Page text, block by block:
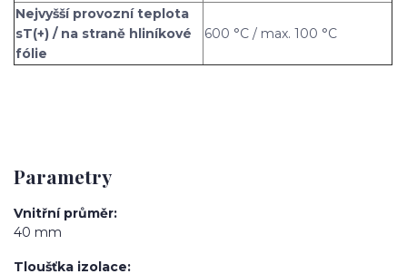
Nejvyšší provozní teplota
sT(+) / na straně hliníkové
fólie
600 °C / max. 100 °C
Parametry
Vnitřní průměr
40 mm
Tloušťka izolace